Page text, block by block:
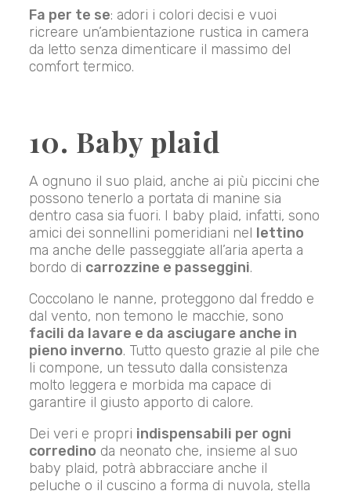
Fa per te se: adori i colori decisi e vuoi
ricreare un’ambientazione rustica in camera
da letto senza dimenticare il massimo del
comfort termico.
10. Baby plaid
A ognuno il suo plaid, anche ai più piccini che
possono tenerlo a portata di manine sia
dentro casa sia fuori. I baby plaid, infatti, sono
amici dei sonnellini pomeridiani nel lettino
ma anche delle passeggiate all’aria aperta a
bordo di carrozzine e passeggini.
Coccolano le nanne, proteggono dal freddo e
dal vento, non temono le macchie, sono
facili da lavare e da asciugare anche in
pieno inverno. Tutto questo grazie al pile che
li compone, un tessuto dalla consistenza
molto leggera e morbida ma capace di
garantire il giusto apporto di calore.
Dei veri e propri indispensabili per ogni
corredino da neonato che, insieme al suo
baby plaid, potrà abbracciare anche il
peluche o il cuscino a forma di nuvola, stella